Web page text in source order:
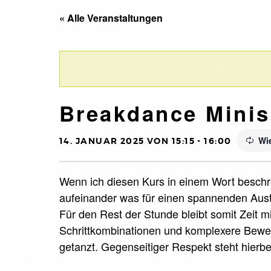
« Alle Veranstaltungen
Breakdance
14. JANUAR 2025 VON 15:15 -16:00
Wenn ich diesen Kurs in einem Wort
aufeinander was für einen spannenden
Für den Rest der Stunde bleibt somit Zeit
Schrittkombinationen und komplexere
getanzt. Gegenseitiger Respekt steht